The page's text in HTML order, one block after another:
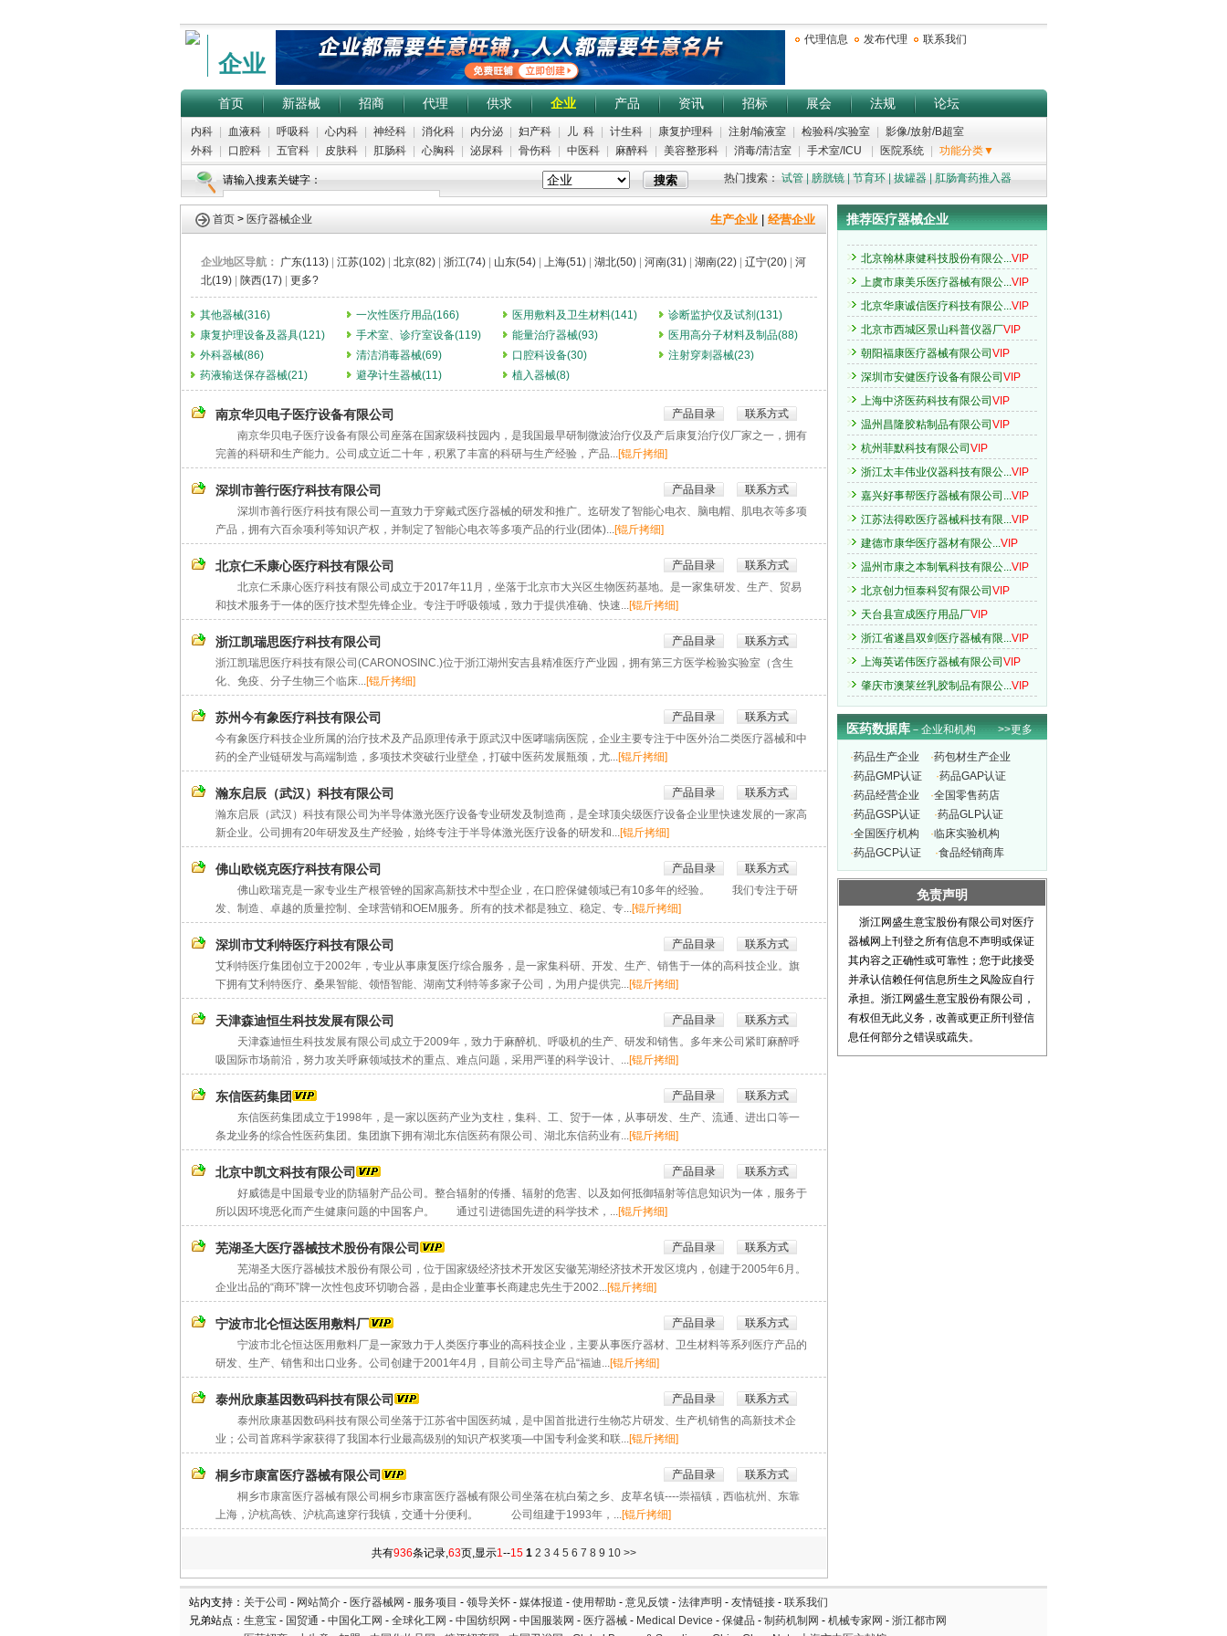
企业
代理信息 发布代理 联系我们
首页 新器械 招商 代理 供求 企业 产品 资讯 招标 展会 法规 论坛
内科 血液科 呼吸科 心内科 神经科 消化科 内分泌 妇产科 儿 科 计生科 康复护理科 注射/输液室 检验科/实验室
影像/放射/B超室
外科
口腔科 五官科 皮肤科 肛肠科 心胸科 泌尿科 骨伤科 中医科 麻醉科 美容整形科 消毒/清洁室 手术室/ICU 医院系统 功能分类▼
请输入搜素关键字： 热门搜索： 试管| 膀胱镜| 节育环| 拔罐器| 肛肠膏药推入器
生产企业 经营企业
首页 > 医疗器械企业
企业地区导航： 广东(113) 江苏(102) 北京(82) 浙江(74) 山东(54) 上海(51) 湖北(50) 河南(31) 湖南(22) 辽宁(20)
河
北(19)
陕西(17) 更多?
其他器械(316) 一次性医疗用品(166) 医用敷料及卫生材料(141)
诊断监护仪及试剂(131)
康复护理设备及器具(121)
手术室、诊疗室设备(119) 能量治疗器械(93)
医用高分子材料及制品(88)
外科器械(86)
清洁消毒器械(69) 口腔科设备(30)
注射穿刺器械(23)
药液输送保存器械(21)
避孕计生器械(11) 植入器械(8)
南京华贝电子医疗设备有限公司 产品目录
联系方式
南京华贝电子医疗设备有限公司座落在国家级科技园内，是我国最早研制微波治疗仪及产后康复治疗仪厂家之一，拥有
完善的科研和生产能力。公司成立近二十年，积累了丰富的科研与生产经验，产品...[锟斤拷细]
深圳市善行医疗科技有限公司 产品目录
联系方式
深圳市善行医疗科技有限公司一直致力于穿戴式医疗器械的研发和推广。迄研发了智能心电衣、脑电帽、肌电衣等多项
产品，拥有六百余项利等知识产权，并制定了智能心电衣等多项产品的行业(团体)...[锟斤拷细]
北京仁禾康心医疗科技有限公司 产品目录
联系方式
北京仁禾康心医疗科技有限公司成立于2017年11月，坐落于北京市大兴区生物医药基地。是一家集研发、生产、贸易
和技术服务于一体的医疗技术型先锋企业。专注于呼吸领域，致力于提供准确、快速...[锟斤拷细]
浙江凯瑞思医疗科技有限公司 产品目录
联系方式
浙江凯瑞思医疗科技有限公司(CARONOSINC.)位于浙江湖州安吉县精准医疗产业园，拥有第三方医学检验实验室（含生
化、免疫、分子生物三个临床...[锟斤拷细]
苏州今有象医疗科技有限公司 产品目录
联系方式
今有象医疗科技企业所属的治疗技术及产品原理传承于原武汉中医哮喘病医院，企业主要专注于中医外治二类医疗器械和中
药的全产业链研发与高端制造，多项技术突破行业壁垒，打破中医药发展瓶颈，尤...[锟斤拷细]
瀚东启辰（武汉）科技有限公司 产品目录
联系方式
瀚东启辰（武汉）科技有限公司为半导体激光医疗设备专业研发及制造商，是全球顶尖级医疗设备企业里快速发展的一家高
新企业。公司拥有20年研发及生产经验，始终专注于半导体激光医疗设备的研发和...[锟斤拷细]
佛山欧锐克医疗科技有限公司 产品目录
联系方式
佛山欧瑞克是一家专业生产根管锉的国家高新技术中型企业，在口腔保健领域已有10多年的经验。 我们专注于研
发、制造、卓越的质量控制、全球营销和OEM服务。所有的技术都是独立、稳定、专...[锟斤拷细]
深圳市艾利特医疗科技有限公司 产品目录
联系方式
艾利特医疗集团创立于2002年，专业从事康复医疗综合服务，是一家集科研、开发、生产、销售于一体的高科技企业。旗
下拥有艾利特医疗、桑果智能、领悟智能、湖南艾利特等多家子公司，为用户提供完...[锟斤拷细]
天津森迪恒生科技发展有限公司 产品目录
联系方式
天津森迪恒生科技发展有限公司成立于2009年，致力于麻醉机、呼吸机的生产、研发和销售。多年来公司紧盯麻醉呼
吸国际市场前沿，努力攻关呼麻领域技术的重点、难点问题，采用严谨的科学设计、...[锟斤拷细]
东信医药集团 产品目录
联系方式
东信医药集团成立于1998年，是一家以医药产业为支柱，集科、工、贸于一体，从事研发、生产、流通、进出口等一
条龙业务的综合性医药集团。集团旗下拥有湖北东信医药有限公司、湖北东信药业有...[锟斤拷细]
北京中凯文科技有限公司 产品目录
联系方式
好威德是中国最专业的防辐射产品公司。整合辐射的传播、辐射的危害、以及如何抵御辐射等信息知识为一体，服务于
所以因环境恶化而产生健康问题的中国客户。 通过引进德国先进的科学技术，...[锟斤拷细]
芜湖圣大医疗器械技术股份有限公司 产品目录
联系方式
芜湖圣大医疗器械技术股份有限公司，位于国家级经济技术开发区安徽芜湖经济技术开发区境内，创建于2005年6月。
企业出品的“商环”牌一次性包皮环切吻合器，是由企业董事长商建忠先生于2002...[锟斤拷细]
宁波市北仑恒达医用敷料厂 产品目录
联系方式
宁波市北仑恒达医用敷料厂是一家致力于人类医疗事业的高科技企业，主要从事医疗器材、卫生材料等系列医疗产品的
研发、生产、销售和出口业务。公司创建于2001年4月，目前公司主导产品“福迪...[锟斤拷细]
泰州欣康基因数码科技有限公司 产品目录
联系方式
泰州欣康基因数码科技有限公司坐落于江苏省中国医药城，是中国首批进行生物芯片研发、生产机销售的高新技术企
业；公司首席科学家获得了我国本行业最高级别的知识产权奖项—中国专利金奖和联...[锟斤拷细]
桐乡市康富医疗器械有限公司 产品目录
联系方式
桐乡市康富医疗器械有限公司桐乡市康富医疗器械有限公司坐落在杭白菊之乡、皮草名镇----崇福镇，西临杭州、东靠
上海，沪杭高铁、沪杭高速穿行我镇，交通十分便利。 公司组建于1993年，...[锟斤拷细]
共有936条记录,63页,显示1--15 1 2 3 4 5 6 7 8 9 10 >>
推荐医疗器械企业
湖北中创医疗用品有限公司
余姚市晨康医疗器械厂VIP
嵊州市天赐实业有限公司
上海典范医疗科技有限公司
仙居药城医疗器械有限公司 VIP
桐乡市康富医疗器械有限公司VIP
杭州铭心医疗科技有限公司VIP
北京翰林康健科技股份有限公...VIP
上虞市康美乐医疗器械有限公...VIP
北京华康诚信医疗科技有限公...VIP
北京市西城区景山科普仪器厂VIP
朝阳福康医疗器械有限公司VIP
深圳市安健医疗设备有限公司VIP
上海中济医药科技有限公司VIP
温州昌隆胶粘制品有限公司VIP
杭州菲默科技有限公司VIP
浙江太丰伟业仪器科技有限公...VIP
嘉兴好事帮医疗器械有限公司...VIP
江苏法得欧医疗器械科技有限...VIP
建德市康华医疗器材有限公...VIP
温州市康之本制氧科技有限公...VIP
北京创力恒泰科贸有限公司VIP
天台县宣成医疗用品厂VIP
浙江省遂昌双剑医疗器械有限...VIP
上海英诺伟医疗器械有限公司VIP
肇庆市澳莱丝乳胶制品有限公...VIP
浙江友利医学科技有限公司VIP
广东省鹤山市雄健医疗器械有...
上海畅为实业有限公司VIP
北京海特科技有限公司VIP
湖南复泰机电设备工程有限公...
山东侨牌集团有限公司VIP
南京海智生物工程有限公司 VIP
上海精诚医疗器械有限公司
杭州积好脂质体有限公司VIP
宁波冠克医疗科技有限公司
VIP
天津比特菲生物技术有限公司VIP
宁波博盛医疗科技有限公司VIP
北京柏安联众科技有限公司VIP
桐乡市康富医疗器械有限公司
医药数据库－企业和机构>>更多
·药品生产企业 ·药包材生产企业
·药品GMP认证 ·药品GAP认证
·药品经营企业 ·全国零售药店
·药品GSP认证 ·药品GLP认证
·全国医疗机构 ·临床实验机构
·药品GCP认证 ·食品经销商库
免责声明
浙江网盛生意宝股份有限公司对医疗
器械网上刊登之所有信息不声明或保证
其内容之正确性或可靠性；您于此接受
并承认信赖任何信息所生之风险应自行
承担。浙江网盛生意宝股份有限公司，
有权但无此义务，改善或更正所刊登信
息任何部分之错误或疏失。
站内支持： 关于公司 - 网站简介 - 医疗器械网 - 服务项目 - 领导关怀 - 媒体报道 - 使用帮助 - 意见反馈 - 法律声明 - 友情链接 - 联系我们
兄弟站点： 生意宝 - 国贸通 - 中国化工网 - 全球化工网 - 中国纺织网 - 中国服装网 - 医疗器械 - Medical Device - 保健品 - 制药机制网 - 机械专家网 - 浙江都市网